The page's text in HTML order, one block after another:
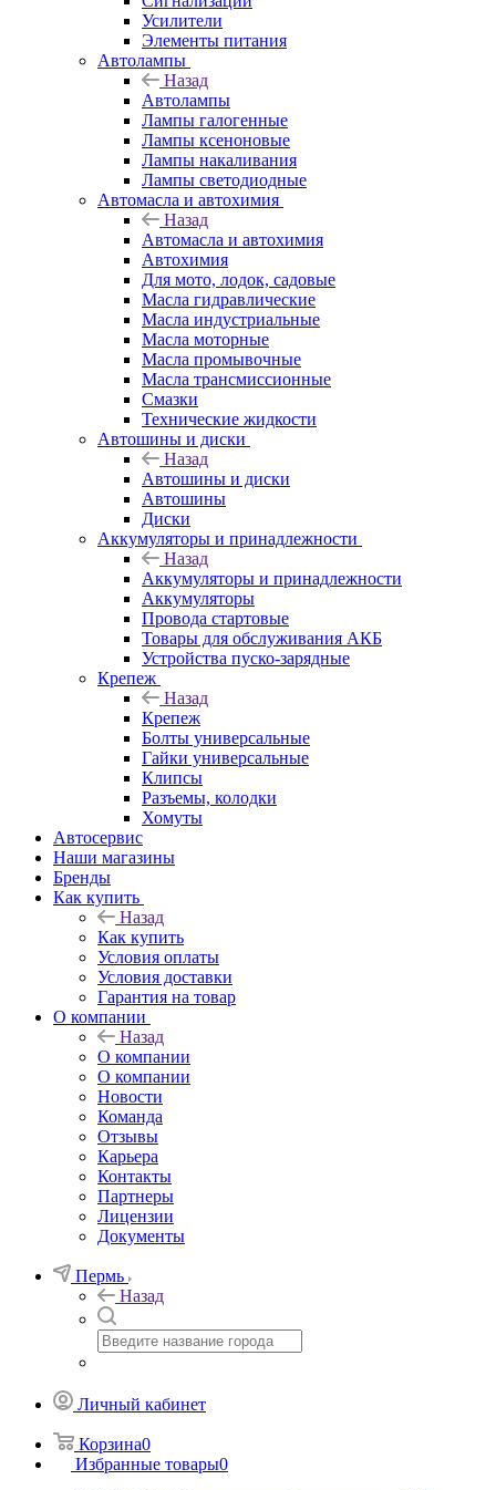
Усилители
Элементы питания
Автолампы
Назад
Автолампы
Лампы галогенные
Лампы ксеноновые
Лампы накаливания
Лампы светодиодные
Автомасла и автохимия
Назад
Автомасла и автохимия
Автохимия
Для мото, лодок, садовые
Масла гидравлические
Масла индустриальные
Масла моторные
Масла промывочные
Масла трансмиссионные
Смазки
Технические жидкости
Автошины и диски
Назад
Автошины и диски
Автошины
Диски
Аккумуляторы и принадлежности
Назад
Аккумуляторы и принадлежности
Аккумуляторы
Провода стартовые
Товары для обслуживания АКБ
Устройства пуско-зарядные
Крепеж
Назад
Крепеж
Болты универсальные
Гайки универсальные
Клипсы
Разъемы, колодки
Хомуты
Автосервис
Наши магазины
Бренды
Как купить
Назад
Как купить
Условия оплаты
Условия доставки
Гарантия на товар
О компании
Назад
О компании
О компании
Новости
Команда
Отзывы
Карьера
Контакты
Партнеры
Лицензии
Документы
Пермь
Назад
Личный кабинет
Корзина0
Избранные товары0